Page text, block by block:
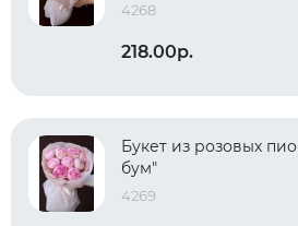
4268
218.00р.
Букет из розовых
бум"
4269